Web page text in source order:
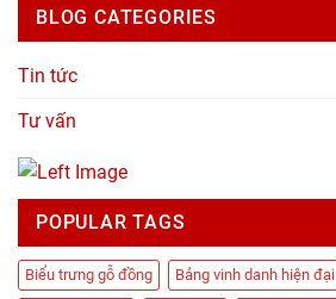
BLOG CATEGORIES
Tin tức
Tư vấn
POPULAR TAGS
Biểu trưng gỗ đồng Bảng vinh danh hiện đại